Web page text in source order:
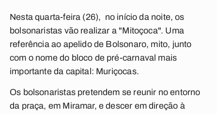
Nesta quarta-feira (26), no início da noite, os
bolsonaristas vão realizar a "Mitoçoca". Uma
referência ao apelido de Bolsonaro, mito, junto
com o nome do bloco de pré-carnaval mais
importante da capital: Muriçocas.
Os bolsonaristas pretendem se reunir no entorno
da praça, em Miramar, e descer em direção à